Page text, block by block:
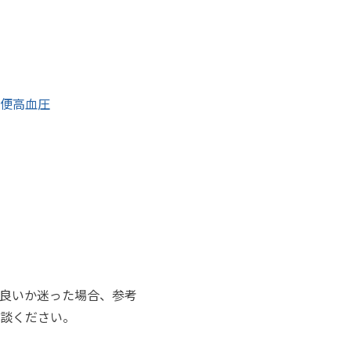
高血圧
いか迷った場合、参考
ください。